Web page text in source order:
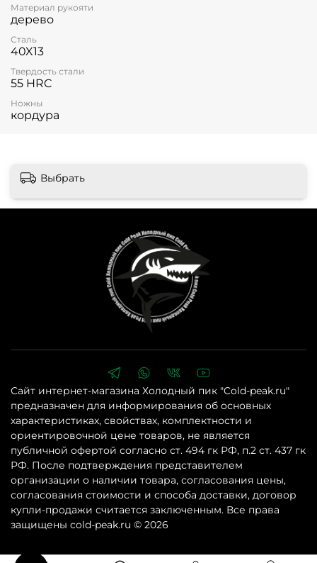
Материал рукояти
дерево
Сталь
40X13
Твердость стали
55 HRC
Ножны
кордура
Выбрать
Сайт интернет-магазина Холодный пик "Cold-peak.ru"
предназначен для информирования об основных
характеристиках, свойствах, комплектности и
ориентировочной цене товаров, не является
публичной офертой согласно ст. 494 гк РФ, п.2 ст. 437 гк
РФ. После подтверждения представителем
организации о наличии товара, согласования цены,
согласования стоимости и способа доставки, договор
купли-продажи считается заключенным. Все права
защищены cold-peak.ru © 2026